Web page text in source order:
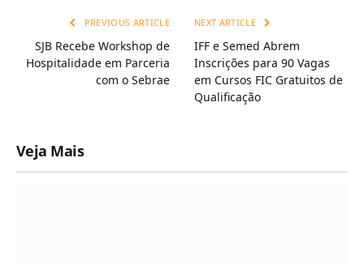
PREVIOUS ARTICLE
SJB Recebe Workshop de
Hospitalidade em Parceria
com o Sebrae
NEXT ARTICLE
IFF e Semed Abrem
Inscrições para 90 Vagas
em Cursos FIC Gratuitos de
Qualificação
Veja Mais